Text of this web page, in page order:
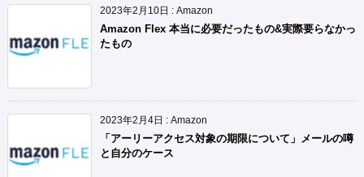
2023年2月10日 : Amazon
Amazon Flex 本当に必要だったもの&実際要らなかっ
たもの
2023年2月4日 : Amazon
「アーリーアクセス対象の期限について」メールの噂
と自分のケース